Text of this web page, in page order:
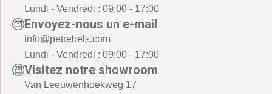
Lundi - Vendredi : 09:00 - 17:00
Envoyez-nous un e-mail
info@petrebels.com
Lundi - Vendredi : 09:00 - 17:00
Visitez notre showroom
Van Leeuwenhoekweg 17